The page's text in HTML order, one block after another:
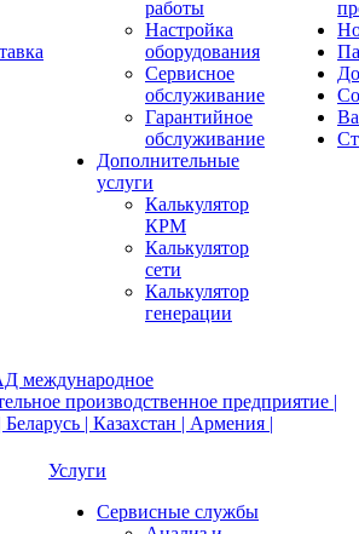
работы
Настройка
оборудования
Сервисное
обслуживание
Гарантийное
обслуживание
Дополнительные
услуги
Калькулятор
КРМ
Калькулятор
сети
Калькулятор
генерации
Услуги
Сервисные службы